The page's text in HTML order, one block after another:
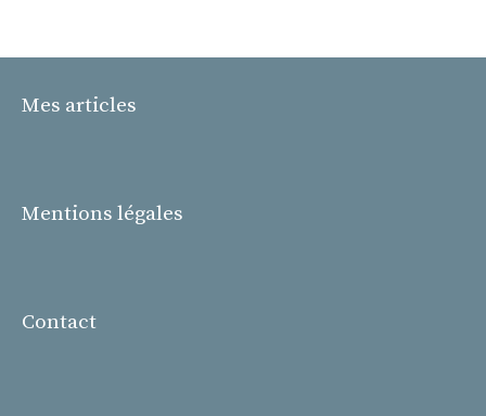
Mes articles
Mentions légales
Contact